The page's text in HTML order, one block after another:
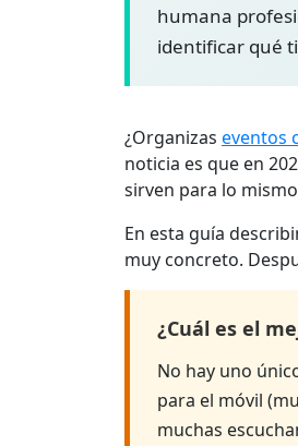
humana
identificar qué
¿Organizas eventos
noticia es que en
sirven para lo
En esta guía
muy concreto.
¿Cuál es el
No hay uno
para el móvil
muchas